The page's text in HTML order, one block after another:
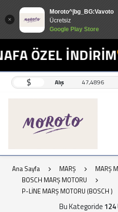
Moroto^|bg_BG:Vavoto
Ücretsiz
Google Play Store
İNDİRİM
$ Alış 47,4896
Ana Sayfa MARŞ
MARŞ
BOSCH MARŞ MOTORU
P-LİNE MARŞ MOTORU (BOSCH )
Bu Kategoride 124